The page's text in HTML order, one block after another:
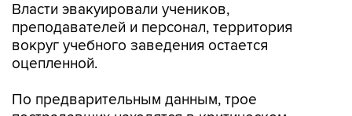
Власти эвакуировали учеников,
преподавателей и персонал, территория
вокруг учебного заведения остается
оцепленной.
По предварительным данным, трое